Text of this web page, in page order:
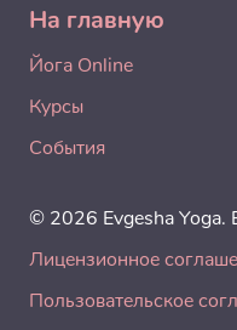
На главную
Йога Online
Курсы
События
© 2026 Evgesha Yoga.
Лицензионное
Пользовательское